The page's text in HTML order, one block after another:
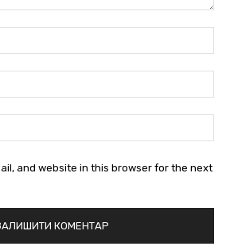
and website in this browser for the next